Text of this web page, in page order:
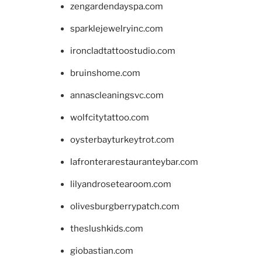
zengardendayspa.com
sparklejewelryinc.com
ironcladtattoostudio.com
bruinshome.com
annascleaningsvc.com
wolfcitytattoo.com
oysterbayturkeytrot.com
lafronterarestauranteybar.com
lilyandrosetearoom.com
olivesburgberrypatch.com
theslushkids.com
giobastian.com